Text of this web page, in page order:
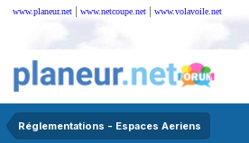
www.planeur.net | www.netcoupe.net | www.volavoile.net
Réglementations - Espaces Aeriens